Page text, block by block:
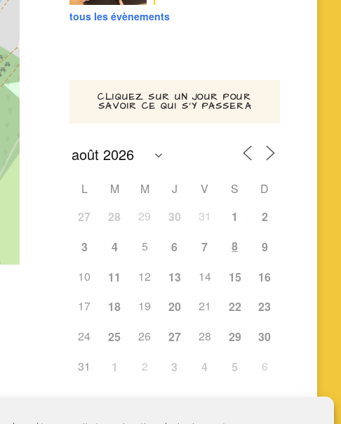
tous les évènements
CLIQUEZ SUR UN JOUR POUR
SAVOIR CE QUI S’Y PASSERA
L M M J V S
D
27
28 29 30 31 1
2
3
4 5 6 7 8
9
10
11 12 13 14 15
16
17
18 19 20 21 22
23
24
25 26 27 28 29
30
31
1 2 3 4 5 6